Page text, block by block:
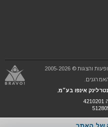
אינפו בע״מ.